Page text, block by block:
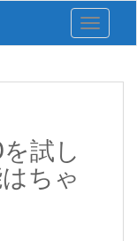
Toggle
試し
ちゃ